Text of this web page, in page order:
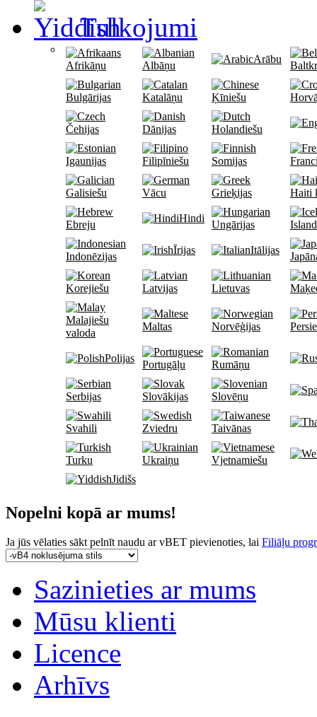
Tulkojumi
Afrikāņu Albāņu
Arābu
Bulgārijas Katalāņu Ķīniešu
Čehijas Dānijas Holandiešu
Igaunijas Filipīniešu Somijas
Galisiešu Vācu Grieķijas Haiti
Ebreju
Hindi
Ungārijas
Indonēzijas
Īrijas Itālijas
Korejiešu Latvijas Lietuvas
Malajiešu
valoda
Maltas Norvēģijas
Polijas
Portugāļu Rumāņu
Serbijas Slovākijas Slovēņu
Svahili Zviedru Taivānas
Turku Ukraiņu
Vjetnamiešu
Jidišs
Nopelni kopā ar mums!
Ja jūs vēlaties sākt pelnīt naudu ar vBET pievienoties, lai Filiāļu
Sazinieties ar mums
Mūsu klienti
Licence
Arhīvs